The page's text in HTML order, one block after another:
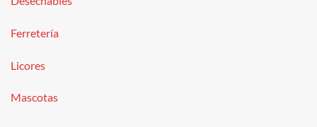
Ferretería
Licores
Mascotas